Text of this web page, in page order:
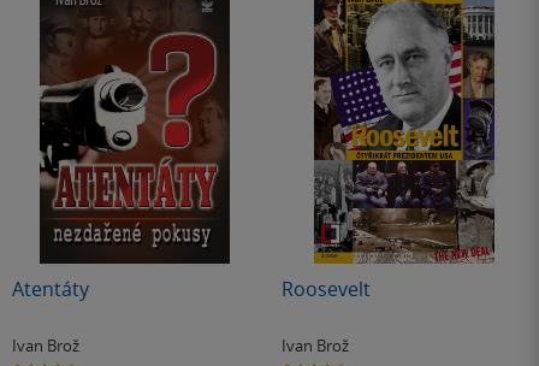
Atentáty
Ivan Brož
Roosevelt
Ivan Brož